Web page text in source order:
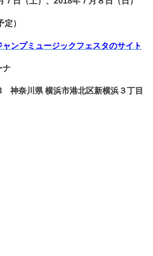
）
ャンプミュージックフェスタのサイト
ナ
奈川県 横浜市港北区新横浜３丁目